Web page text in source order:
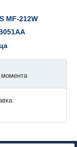
MF-212W